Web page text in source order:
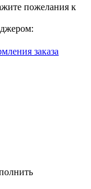
пожелания к
заказа